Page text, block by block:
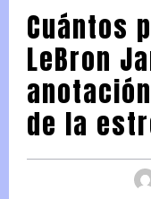
Cuántos
LeBron
de la